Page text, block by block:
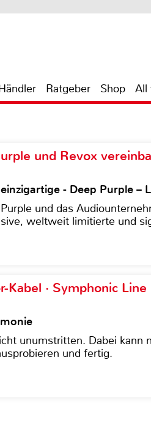
Ratgeber Shop All
und Revox
- Deep Purple –
und das
weltweit limitierte und
Kabel · Symphonic
unumstritten. Dabei kann
und fertig.